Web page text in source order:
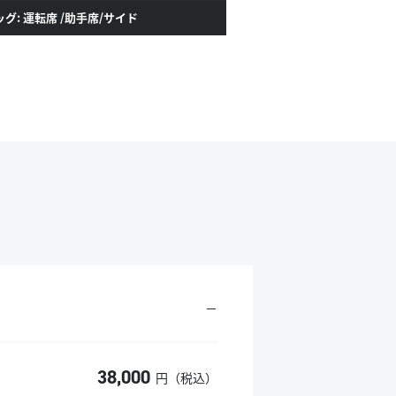
グ: 運転席/助手席/サイド
－
38,000 円（税込）